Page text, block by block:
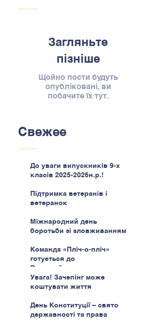
Загляньте
пізніше
Щойно пости будуть
опубліковані, ви
побачите їх тут.
Свежее
До уваги випускників 9-х
класів 2025-2026н.р.!
Підтримка ветеранів і
ветеранок
Міжнародний день
боротьби зі зловживанням
Команда «Пліч-о-пліч»
готується до
Всеукраїнського етапу
Увага! Зачепінг може
коштувати життя
День Конституції – свято
державності та права